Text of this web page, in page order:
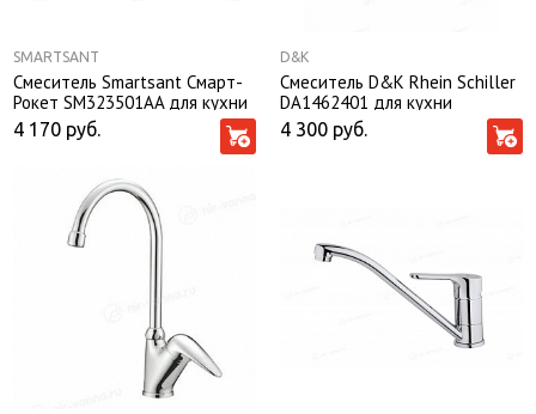
SMARTSANT
Смеситель Smartsant Смарт-
Рокет SM323501AA для кухни
4 170 руб.
D&K
Смеситель D&K Rhein Schiller
DA1462401 для кухни
4 300 руб.